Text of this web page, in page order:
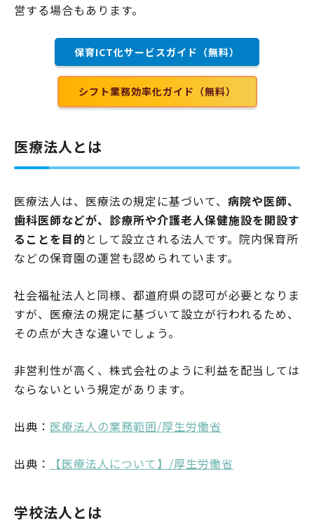
営する場合もあります。
保育ICT化サービスガイド（無料）
シフト業務効率化ガイド（無料）
医療法人とは
医療法人は、医療法の規定に基づいて、 病院や医師、
歯科医師などが、診療所や介護老人保健施設を開設す
ることを目的 として設立される法人です。院内保育所
などの保育園の運営も認められています。
社会福祉法人と同様、都道府県の認可が必要となりま
すが、医療法の規定に基づいて設立が行われるため、
その点が大きな違いでしょう。
非営利性が高く、株式会社のように利益を配当しては
ならないという規定があります。
出典： 医療法人の業務範囲/厚生労働省
出典： 【医療法人について】/厚生労働省
学校法人とは